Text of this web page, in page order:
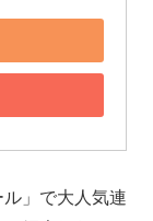
」で大人気連